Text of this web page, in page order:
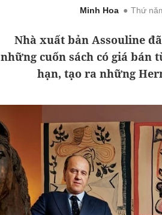
Minh Hoa Thứ
Nhà xuất bản Assouline
những cuốn sách có giá bán
hạn, tạo ra những